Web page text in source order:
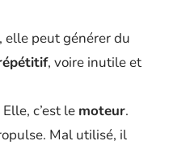
, elle peut générer du
, voire inutile et
Elle, c’est le moteur.
Mal utilisé, il